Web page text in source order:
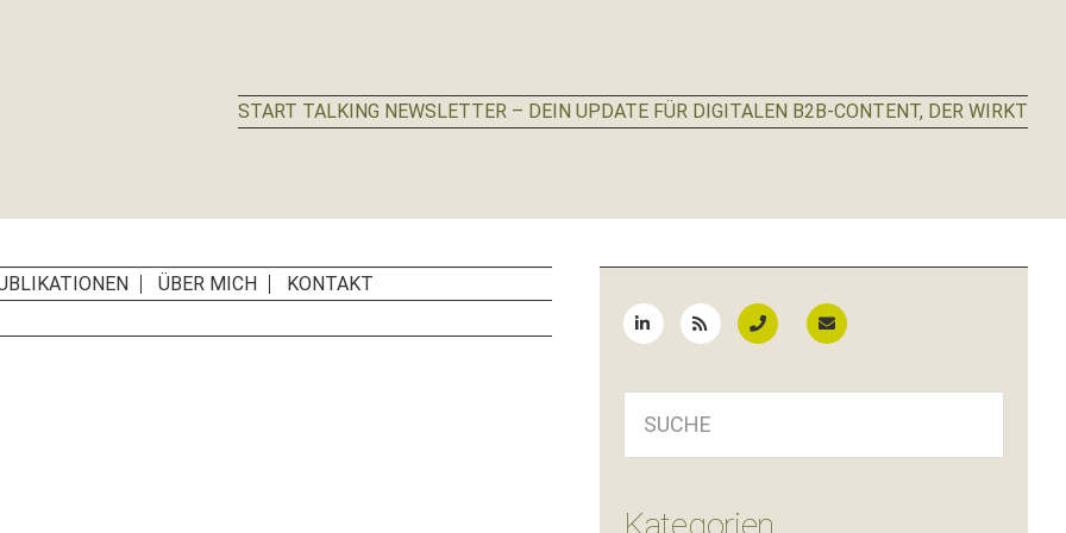
START TALKING NEWSLETTER – DEIN UPDATE FÜR DIGITALEN B2B-CONTENT, DER WIRKT
ÜBER MICH
KONTAKT